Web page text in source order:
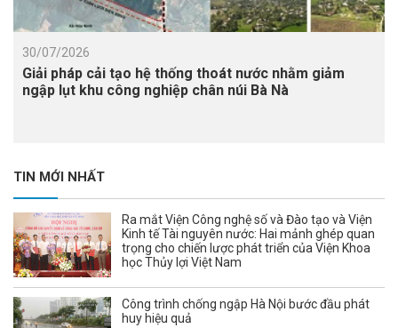
30/07/2026
Giải pháp cải tạo hệ thống thoát nước nhằm giảm
ngập lụt khu công nghiệp chân núi Bà Nà
TIN MỚI NHẤT
Ra mắt Viện Công nghệ số và Đào tạo và Viện
Kinh tế Tài nguyên nước: Hai mảnh ghép quan
trọng cho chiến lược phát triển của Viện Khoa
học Thủy lợi Việt Nam
Công trình chống ngập Hà Nội bước đầu phát
huy hiệu quả